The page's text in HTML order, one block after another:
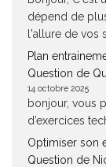
dépend de
l'allure de vos
Plan
Question de
14 octobre 2025
bonjour, vous
d’exercices
Optimiser son
Question de